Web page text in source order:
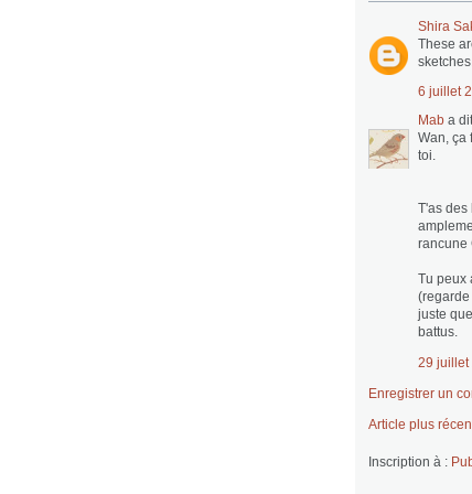
Shira
These
sketches.
6 juillet
Mab a
Wan, ça
toi.
T'as des
rancune
Tu peux
(regarde
juste
battus.
29 juillet
Enregistrer un
Article plus
Inscription à :